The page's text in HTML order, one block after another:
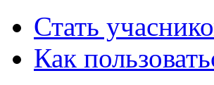
Стать
Как